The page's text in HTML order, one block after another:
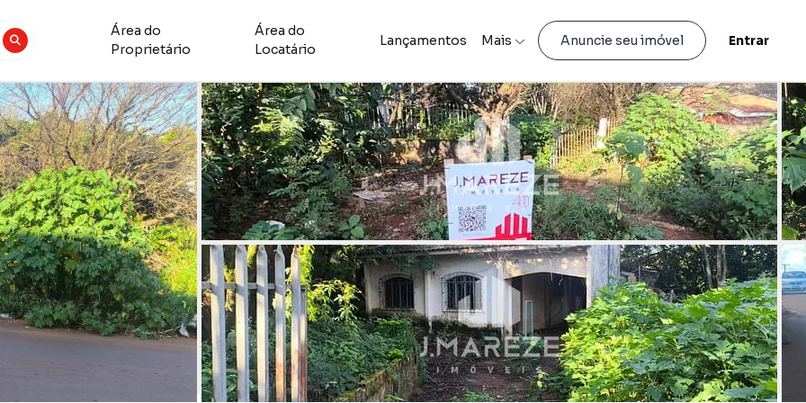
Área do
Proprietário
Área do
Locatário
Lançamentos Mais Anuncie seu imóvel Entrar